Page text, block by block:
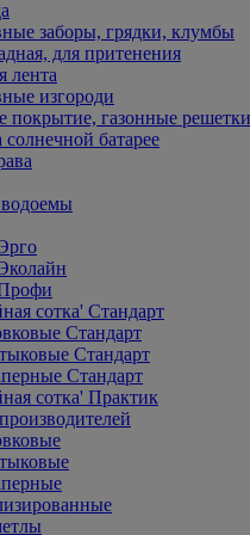
заборы, грядки, клумбы
для притенения
лента
изгороди
покрытие, газонные
батарее
сотка' Стандарт
Стандарт
Стандарт
Стандарт
сотка' Практик